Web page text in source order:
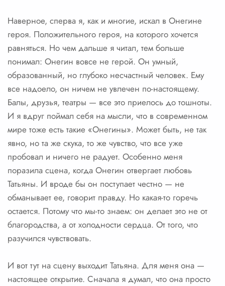
Наверное, сперва я, как и многие, искал в Онегине
героя. Положительного героя, на которого хочется
равняться. Но чем дальше я читал, тем больше
понимал: Онегин вовсе не герой. Он умный,
образованный, но глубоко несчастный человек. Ему
все надоело, он ничем не увлечен по-настоящему.
Балы, друзья, театры — все это приелось до тошноты.
И я вдруг поймал себя на мысли, что в современном
мире тоже есть такие «Онегины». Может быть, не так
явно, но та же скука, то же чувство, что все уже
пробовал и ничего не радует. Особенно меня
поразила сцена, когда Онегин отвергает любовь
Татьяны. И вроде бы он поступает честно — не
обманывает ее, говорит правду. Но какая-то горечь
остается. Потому что мы-то знаем: он делает это не от
благородства, а от холодности сердца. От того, что
разучился чувствовать.
И вот тут на сцену выходит Татьяна. Для меня она —
настоящее открытие. Сначала я думал, что она просто